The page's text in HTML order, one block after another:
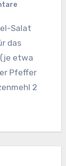
das
etwa
Pfeffer
2